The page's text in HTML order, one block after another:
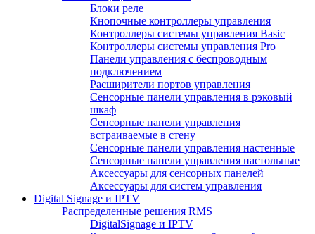
Блоки реле
Кнопочные контроллеры управления
Контроллеры системы управления Basic
Контроллеры системы управления Pro
Панели управления с беспроводным
подключением
Расширители портов управления
Сенсорные панели управления в рэковый
шкаф
Сенсорные панели управления
встраиваемые в стену
Сенсорные панели управления настенные
Сенсорные панели управления настольные
Аксессуары для сенсорных панелей
Аксессуары для систем управления
Digital Signage и IPTV
Распределенные решения RMS
DigitalSignage и IPTV